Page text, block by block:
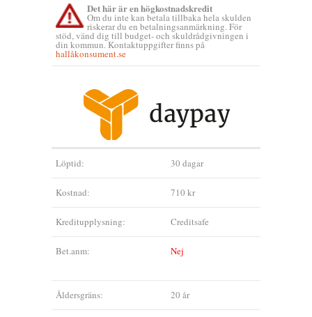
Det här är en högkostnadskredit
Om du inte kan betala tillbaka hela skulden
riskerar du en betalningsanmärkning. För
stöd, vänd dig till budget- och skuldrådgivningen i
din kommun. Kontaktuppgifter finns på
hallåkonsument.se
Löptid: 30 dagar
Kostnad: 710 kr
Kreditupplysning: Creditsafe
Bet.anm: Nej
Åldersgräns: 20 år